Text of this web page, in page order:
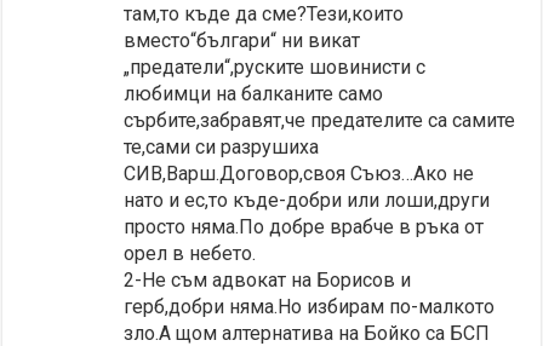
там,то къде да сме?Тези,които
вместо“българи“ ни викат
„предатели“,руските шовинисти с
любимци на балканите само
сърбите,забравят,че предателите са самите
те,сами си разрушиха
СИВ,Варш.Договор,своя Съюз…Ако не
нато и ес,то къде-добри или лоши,други
просто няма.По добре врабче в ръка от
орел в небето.
2-Не съм адвокат на Борисов и
герб,добри няма.Но избирам по-малкото
зло.А щом алтернатива на Бойко са БСП